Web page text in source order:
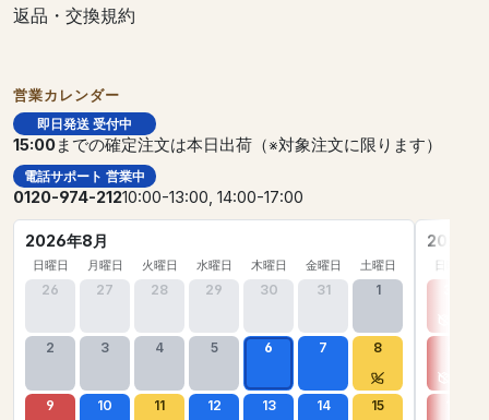
返品・交換規約
営業カレンダー
即日発送 受付中
15:00までの確定注文は本日出荷（※対象注文に限ります）
電話サポート 営業中
0120-974-21210:00-13:00, 14:00-17:00
2026年8月
日曜日 月曜日 火曜日 水曜日 木曜日 金曜日 土曜日
26 27 28 29 30 31 1
2 3 4 5 6 7 8
9 10 11 12 13 14 15
2026年
日曜日